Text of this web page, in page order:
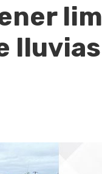
lluvias